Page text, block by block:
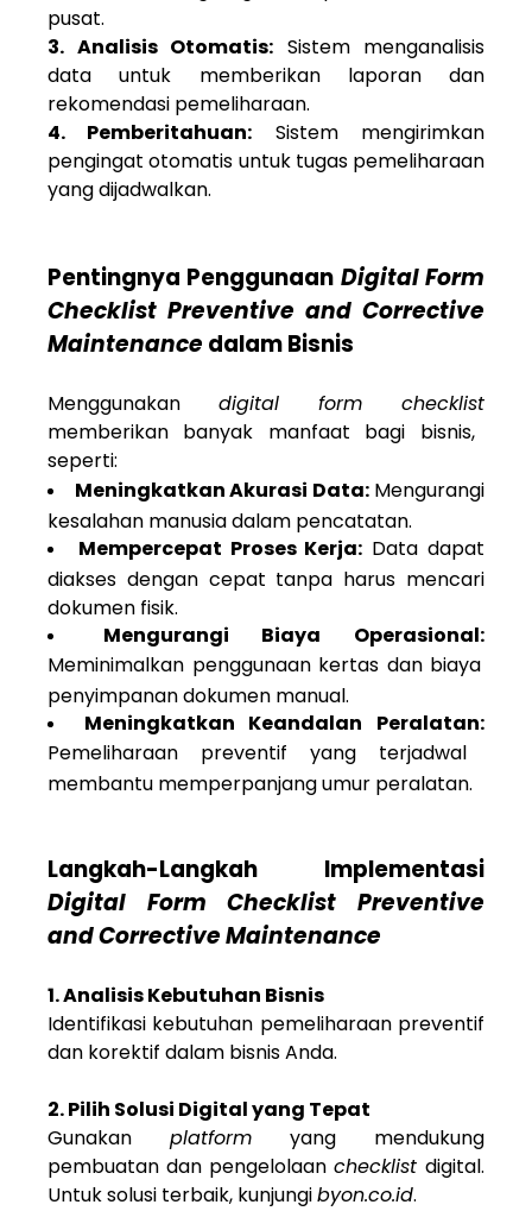
pusat.
3. Analisis Otomatis: Sistem menganalisis
data untuk memberikan laporan dan
rekomendasi pemeliharaan.
4. Pemberitahuan: Sistem mengirimkan
pengingat otomatis untuk tugas pemeliharaan
yang dijadwalkan.
Pentingnya Penggunaan Digital Form
Checklist Preventive and Corrective
Maintenance dalam Bisnis
Menggunakan digital form checklist
memberikan banyak manfaat bagi bisnis,
seperti:
Meningkatkan Akurasi Data:Mengurangi
kesalahan manusia dalam pencatatan.
Mempercepat Proses Kerja: Data dapat
diakses dengan cepat tanpa harus mencari
dokumen fisik.
Mengurangi Biaya Operasional:
Meminimalkan penggunaan kertas dan biaya
penyimpanan dokumen manual.
Meningkatkan Keandalan Peralatan:
Pemeliharaan preventif yang terjadwal
membantu memperpanjang umur peralatan.
Langkah-Langkah Implementasi
Digital Form Checklist Preventive
and Corrective Maintenance
1. Analisis Kebutuhan Bisnis
Identifikasi kebutuhan pemeliharaan preventif
dan korektif dalam bisnis Anda.
2. Pilih Solusi Digital yang Tepat
Gunakan platformyang mendukung
pembuatan dan pengelolaan checklist digital.
Untuk solusi terbaik, kunjungibyon.co.id.